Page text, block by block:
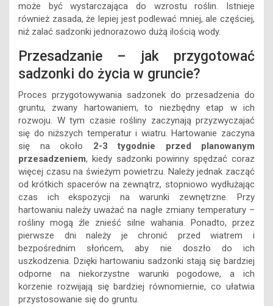
może być wystarczająca do wzrostu roślin. Istnieje
również zasada, że lepiej jest podlewać mniej, ale częściej,
niż zalać sadzonki jednorazowo dużą ilością wody.
Przesadzanie – jak przygotować
sadzonki do życia w gruncie?
Proces przygotowywania sadzonek do przesadzenia do
gruntu, zwany hartowaniem, to niezbędny etap w ich
rozwoju. W tym czasie rośliny zaczynają przyzwyczajać
się do niższych temperatur i wiatru. Hartowanie zaczyna
się na około 2-3 tygodnie przed planowanym
przesadzeniem, kiedy sadzonki powinny spędzać coraz
więcej czasu na świeżym powietrzu. Należy jednak zacząć
od krótkich spacerów na zewnątrz, stopniowo wydłużając
czas ich ekspozycji na warunki zewnętrzne. Przy
hartowaniu należy uważać na nagłe zmiany temperatury –
rośliny mogą źle znieść silne wahania. Ponadto, przez
pierwsze dni należy je chronić przed wiatrem i
bezpośrednim słońcem, aby nie doszło do ich
uszkodzenia. Dzięki hartowaniu sadzonki stają się bardziej
odporne na niekorzystne warunki pogodowe, a ich
korzenie rozwijają się bardziej równomiernie, co ułatwia
przystosowanie się do gruntu.